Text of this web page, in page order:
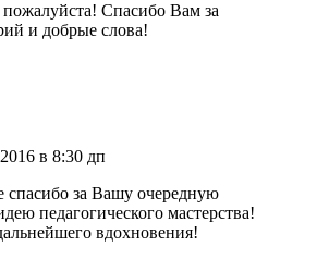
пожалуйста! Спасибо Вам за
и добрые слова!
в 8:30 дп
спасибо за Вашу очередную
педагогического мастерства!
вдохновения!